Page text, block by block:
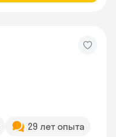
29 лет опыта